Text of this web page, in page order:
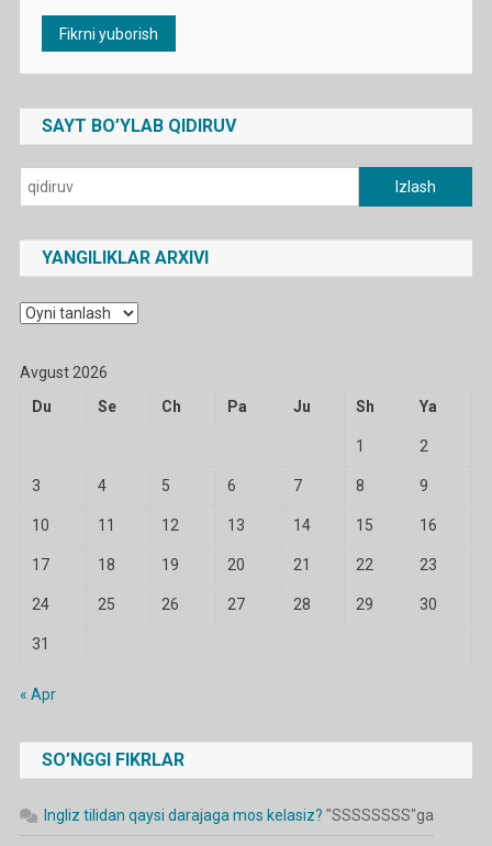
SAYT BO’YLAB QIDIRUV
Qidirshish:
YANGILIKLAR ARXIVI
Yangiliklar
Avgust 2026
Du
Se Ch Pa Ju Sh Ya
1 2
3 4 5 6 7 8 9
10 11 12 13 14 15 16
17 18 19 20 21 22 23
24 25 26 27 28 29 30
31
« Apr
SO’NGGI FIKRLAR
Ingliz tilidan qaysi darajaga mos kelasiz? "SSSSSSSS"ga